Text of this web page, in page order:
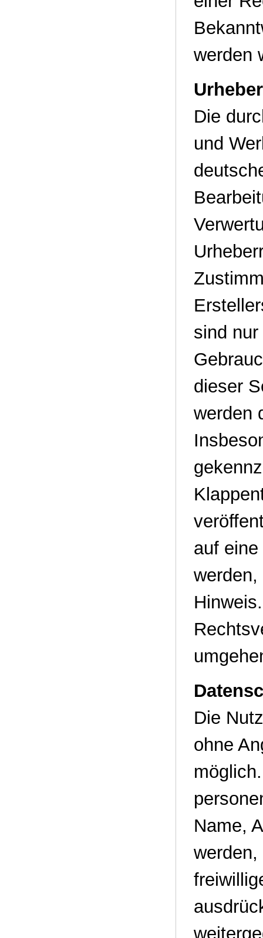
werden
Die
und
sind
dieser
werden
auf
Die
ohne
Name,